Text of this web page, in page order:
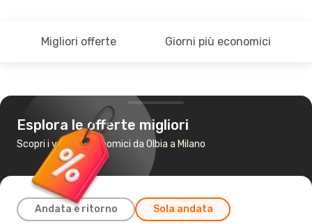
Migliori offerte Giorni più economici
Esplora le offerte migliori
Scopri i voli più economici da Olbia a Milano
Andata e ritorno Sola andata